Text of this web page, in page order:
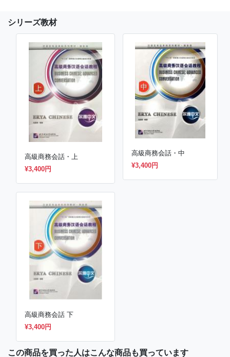
シリーズ教材
高級商務会話・上
¥3,400円
高級商務会話・中
¥3,400円
高級商務会話 下
¥3,400円
この商品を買った人はこんな商品も買っています